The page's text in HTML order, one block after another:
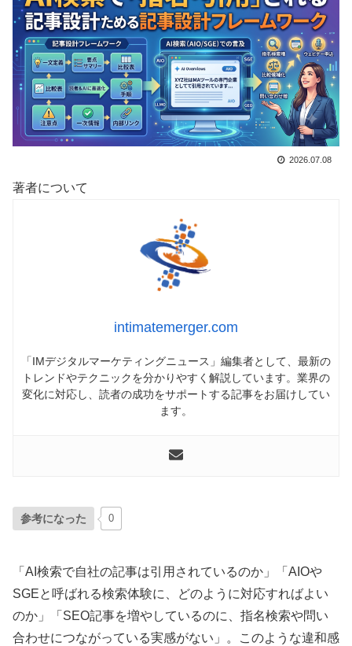
2026.07.08
著者について
intimatemerger.com
「IMデジタルマーケティングニュース」編集者として、最新の
トレンドやテクニックを分かりやすく解説しています。業界の
変化に対応し、読者の成功をサポートする記事をお届けしてい
ます。
参考になった 0
「AI検索で自社の記事は引用されているのか」「AIOや
SGEと呼ばれる検索体験に、どのように対応すればよい
のか」「SEO記事を増やしているのに、指名検索や問い
合わせにつながっている実感がない」。このような違和感